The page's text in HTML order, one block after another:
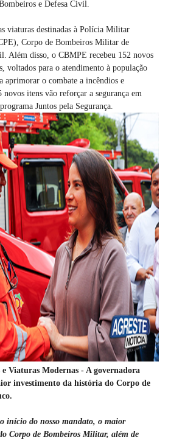
e Defesa Civil.
viaturas destinadas à Polícia Militar
Corpo de Bombeiros Militar de
Além disso, o CBMPE recebeu 152 novos
voltados para o atendimento à população
aprimorar o combate a incêndios e
itens vão reforçar a segurança em
Juntos pela Segurança.
Viaturas Modernas - A governadora
investimento da história do Corpo de
o início do nosso mandato, o maior
Corpo de Bombeiros Militar, além de